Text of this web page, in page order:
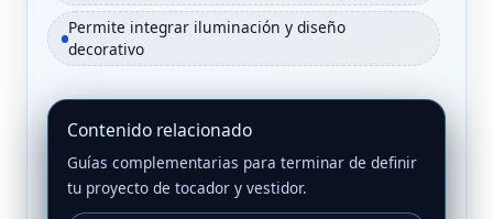
Permite integrar iluminación y diseño
decorativo
Contenido relacionado
Guías complementarias para terminar de definir
tu proyecto de tocador y vestidor.